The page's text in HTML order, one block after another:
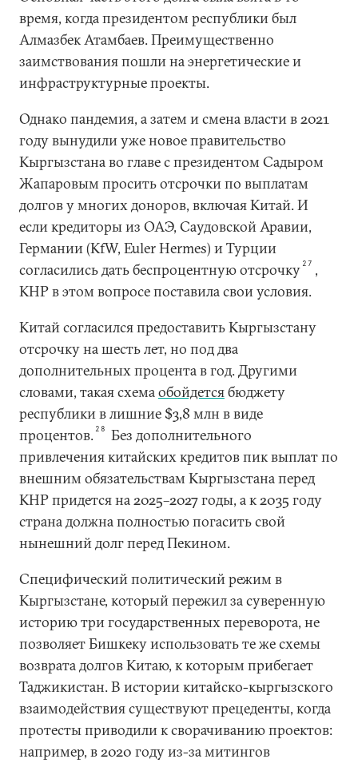
время, когда президентом республики был
Алмазбек Атамбаев. Преимущественно
заимствования пошли на энергетические и
инфраструктурные проекты.
Однако пандемия, а затем и смена власти в 2021
году вынудили уже новое правительство
Кыргызстана во главе с президентом Садыром
Жапаровым просить отсрочки по выплатам
долгов у многих доноров, включая Китай. И
если кредиторы из ОАЭ, Саудовской Аравии,
Германии (KfW, Euler Hermes) и Турции
согласились дать беспроцентную отсрочку 27 ,
КНР в этом вопросе поставила свои условия.
Китай согласился предоставить Кыргызстану
отсрочку на шесть лет, но под два
дополнительных процента в год. Другими
словами, такая схемаобойдетсябюджету
республики в лишние $3,8 млн в виде
процентов. 28
Без дополнительного
привлечения китайских кредитов пик выплат по
внешним обязательствам Кыргызстана перед
КНР придется на 2025–2027 годы, а к 2035 году
страна должна полностью погасить свой
нынешний долг перед Пекином.
Специфический политический режим в
Кыргызстане, который пережил за суверенную
историю три государственных переворота, не
позволяет Бишкеку использовать те же схемы
возврата долгов Китаю, к которым прибегает
Таджикистан. В истории китайско-кыргызского
взаимодействия существуют прецеденты, когда
протесты приводили к сворачиванию проектов:
например, в 2020 году из-за митингов